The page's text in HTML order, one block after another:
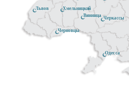
Черкассы
Черновцы
Одесса
Винница
Хмельницкий
Львов